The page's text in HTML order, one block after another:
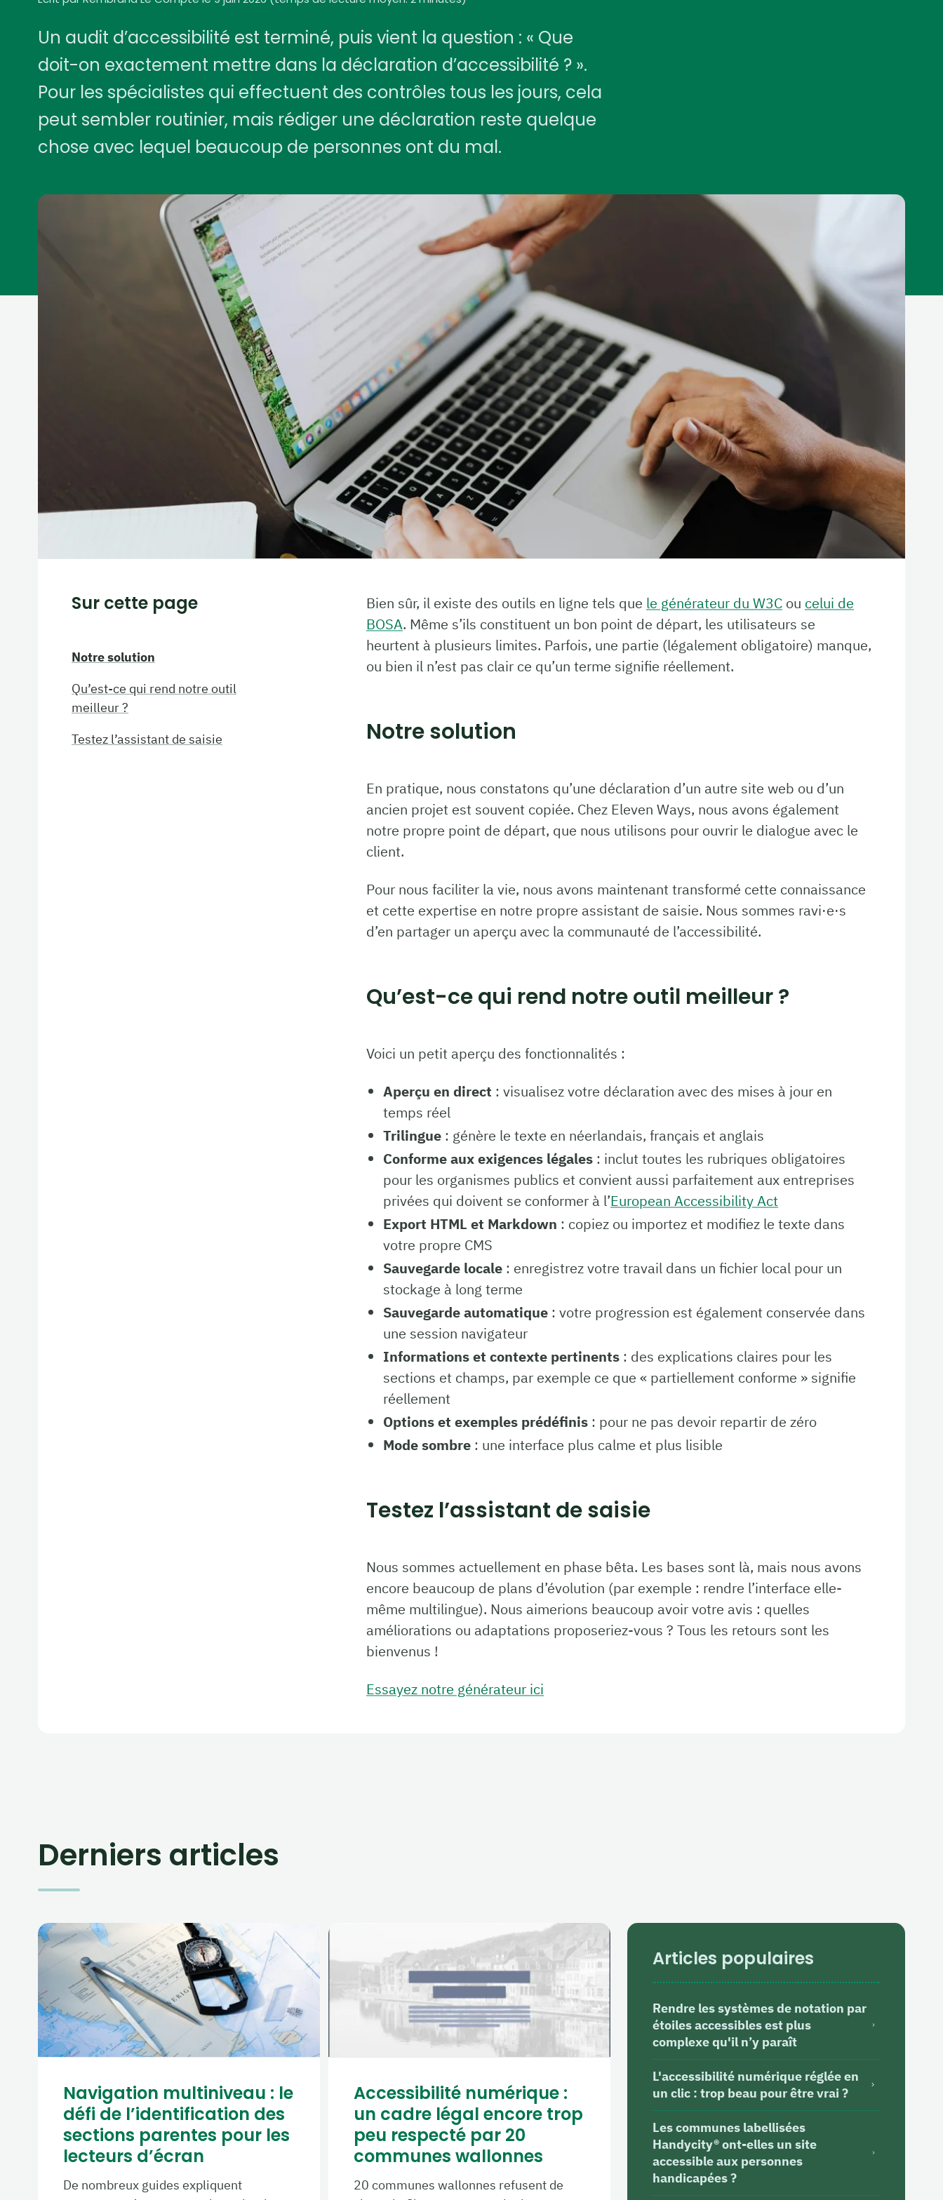
Un audit d’accessibilité est terminé, puis vient la question : « Que
doit-on exactement mettre dans la déclaration d’accessibilité ? ».
Pour les spécialistes qui effectuent des contrôles tous les jours, cela
peut sembler routinier, mais rédiger une déclaration reste quelque
chose avec lequel beaucoup de personnes ont du mal.
Sur cette page
Notre solution
Qu’est-ce qui rend notre outil
meilleur ?
Testez l’assistant de saisie
Bien sûr, il existe des outils en ligne tels que le générateur du W3C ou celui de
BOSA. Même s’ils constituent un bon point de départ, les utilisateurs se
heurtent à plusieurs limites. Parfois, une partie (légalement obligatoire) manque,
ou bien il n’est pas clair ce qu’un terme signifie réellement.
Notre solution
En pratique, nous constatons qu’une déclaration d’un autre site web ou d’un
ancien projet est souvent copiée. Chez Eleven Ways, nous avons également
notre propre point de départ, que nous utilisons pour ouvrir le dialogue avec le
client.
Pour nous faciliter la vie, nous avons maintenant transformé cette connaissance
et cette expertise en notre propre assistant de saisie. Nous sommes ravi·e·s
d’en partager un aperçu avec la communauté de l’accessibilité.
Qu’est-ce qui rend notre outil meilleur ?
Voici un petit aperçu des fonctionnalités :
Aperçu en direct : visualisez votre déclaration avec des mises à jour en
temps réel
Trilingue : génère le texte en néerlandais, français et anglais
Conforme aux exigences légales : inclut toutes les rubriques obligatoires
pour les organismes publics et convient aussi parfaitement aux entreprises
privées qui doivent se conformer à l’European Accessibility Act
Export HTML et Markdown : copiez ou importez et modifiez le texte dans
votre propre CMS
Sauvegarde locale : enregistrez votre travail dans un fichier local pour un
stockage à long terme
Sauvegarde automatique : votre progression est également conservée dans
une session navigateur
Informations et contexte pertinents : des explications claires pour les
sections et champs, par exemple ce que « partiellement conforme » signifie
réellement
Options et exemples prédéfinis : pour ne pas devoir repartir de zéro
Mode sombre : une interface plus calme et plus lisible
Testez l’assistant de saisie
Nous sommes actuellement en phase bêta. Les bases sont là, mais nous avons
encore beaucoup de plans d’évolution (par exemple : rendre l’interface elle-
même multilingue). Nous aimerions beaucoup avoir votre avis : quelles
améliorations ou adaptations proposeriez-vous ? Tous les retours sont les
bienvenus !
Essayez notre générateur ici
Derniers articles
Navigation multiniveau : le
défi de l’identification des
sections parentes pour les
lecteurs d’écran
De nombreux guides expliquent
Accessibilité numérique :
un cadre légal encore trop
peu respecté par 20
communes wallonnes
20 communes wallonnes refusent de
Articles populaires
Rendre les systèmes de notation par
étoiles accessibles est plus
complexe qu'il n’y paraît
L'accessibilité numérique réglée en
un clic : trop beau pour être vrai ?
Les communes labellisées
Handycity® ont-elles un site
accessible aux personnes
handicapées ?